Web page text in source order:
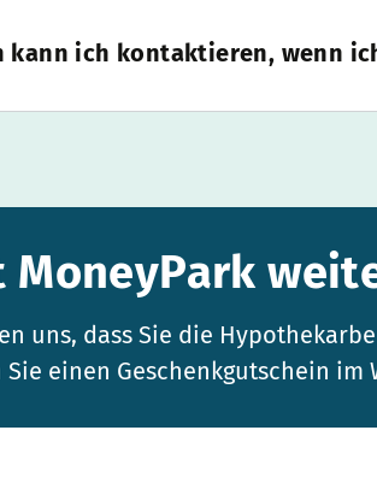
kann ich kontaktieren, wenn
MoneyPark
uns, dass Sie die
einen Geschenkgutschein im